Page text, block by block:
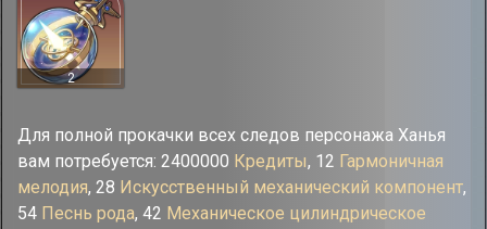
2
Для полной прокачки всех следов персонажа Ханья
вам потребуется: 2400000 Кредиты, 12 Гармоничная
мелодия, 28 Искусственный механический компонент,
54 Песнь рода, 42 Механическое цилиндрическое